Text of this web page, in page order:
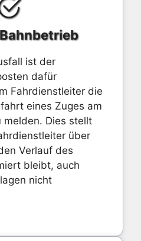
ist der
dafür
Fahrdienstleiter die
eines Zuges am
melden. Dies stellt
über
Verlauf des
bleibt, auch
nicht